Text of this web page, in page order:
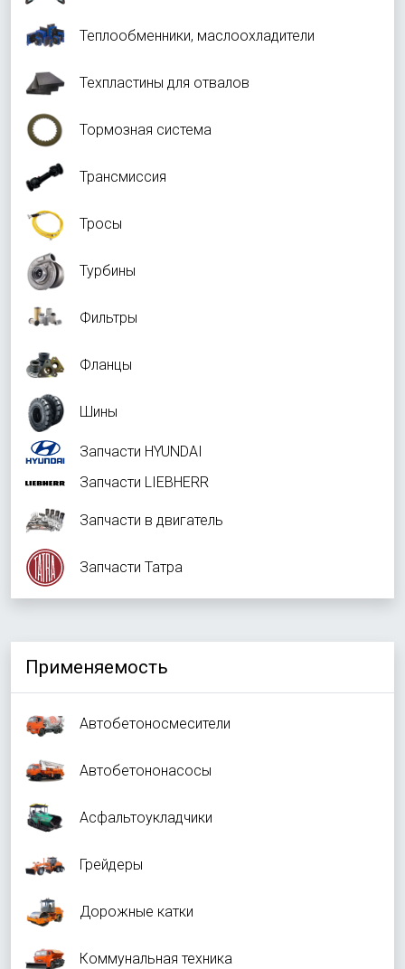
Теплообменники, маслоохладители
Техпластины для отвалов
Тормозная система
Трансмиссия
Тросы
Турбины
Фильтры
Фланцы
Шины
Запчасти HYUNDAI
Запчасти LIEBHERR
Запчасти в двигатель
Запчасти Татра
Применяемость
Автобетоносмесители
Автобетононасосы
Асфальтоукладчики
Грейдеры
Дорожные катки
Коммунальная техника